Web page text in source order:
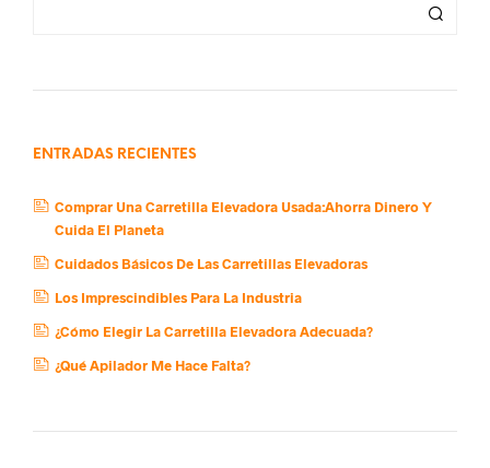
ENTRADAS RECIENTES
Comprar Una Carretilla Elevadora Usada:Ahorra Dinero Y
Cuida El Planeta
Cuidados Básicos De Las Carretillas Elevadoras
Los Imprescindibles Para La Industria
¿Cómo Elegir La Carretilla Elevadora Adecuada?
¿Qué Apilador Me Hace Falta?